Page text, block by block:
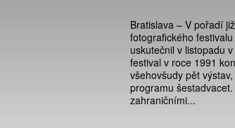
Bratislava – V pořadí
fotografického
uskutečnil v listopadu
festival v roce 1991
všehovšudy pět
programu
zahraničními...